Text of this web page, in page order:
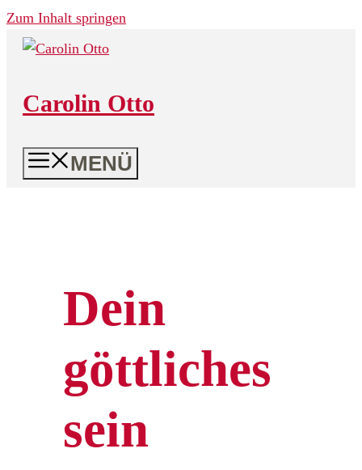
Zum Inhalt springen
Carolin Otto
MENÜ
Dein
göttliches
sein